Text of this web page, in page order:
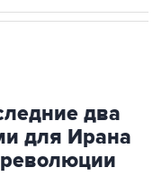
два
для Ирана